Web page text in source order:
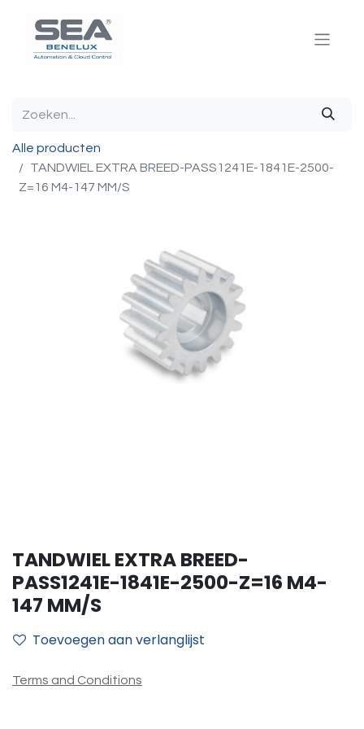
Alle producten
TANDWIEL EXTRA BREED-PASS1241E-1841E-2500-
Z=16 M4-147 MM/S
TANDWIEL EXTRA BREED-
PASS1241E-1841E-2500-Z=16 M4-
147 MM/S
Toevoegen aan verlanglijst
Terms and Conditions